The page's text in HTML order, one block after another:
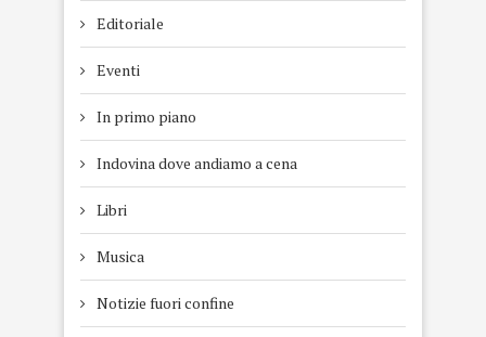
Editoriale
Eventi
In primo piano
Indovina dove andiamo a cena
Libri
Musica
Notizie fuori confine